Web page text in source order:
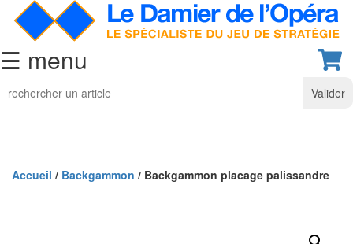
☰ menu
Jeu
d’Echecs
collection
Accueil / Backgammon / Backgammon placage palissandre